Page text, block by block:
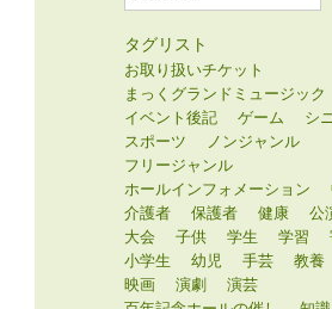
タグリスト
お取り扱いチケット
まっくグランドミュージック
イベント後記
ゲーム
シ
スポーツ
ノンジャンル
フリージャンル
ホールインフォメーション
介護者
保護者 健康 公
大会
子供 学生 学習
小学生
幼児 手芸 教養
映画
演劇
演芸